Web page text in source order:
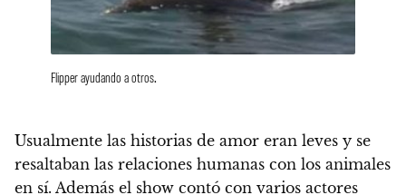
Flipper ayudando a otros.
Usualmente las historias de amor eran leves y se
resaltaban las relaciones humanas con los animales
en sí. Además el show contó con varios actores